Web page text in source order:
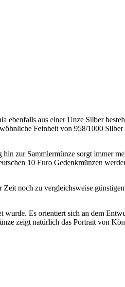
ebenfalls aus einer Unze Silber
Feinheit von 958/1000
zur Sammlermünze sorgt immer
10 Euro Gedenkmünzen
noch zu vergleichsweise
wurde. Es orientiert sich an dem
zeigt natürlich das Portrait von